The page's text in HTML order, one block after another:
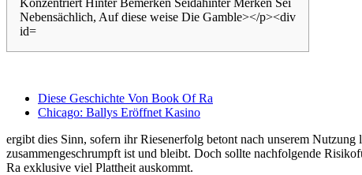
Diese Geschichte Von Book Of Ra
Chicago: Ballys Eröffnet Kasino
ergibt dies Sinn, sofern ihr Riesenerfolg betont nach unserem
zusammengeschrumpft ist und bleibt. Doch sollte nachfolgende
Ra exklusive viel Plattheit auskommt.